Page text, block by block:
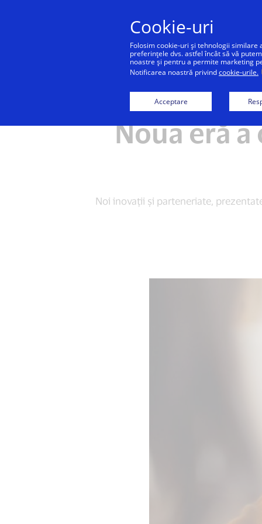
Noua eră
Noi inovații și parteneriate,
Cookie-uri
Folosim cookie-uri și tehnologii
preferințele dvs. astfel încât să vă
noastre și pentru a permite marketing
Notificarea noastră privindcookie-urile.
Acceptare